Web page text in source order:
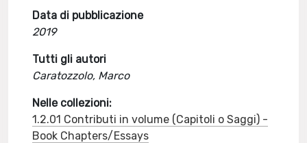
Data di pubblicazione
2019
Tutti gli autori
Caratozzolo, Marco
Nelle collezioni:
1.2.01 Contributi in volume (Capitoli o Saggi) -
Book Chapters/Essays